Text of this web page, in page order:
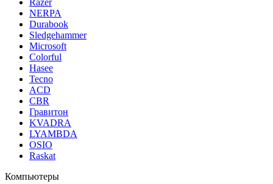
Razer
NERPA
Durabook
Sledgehammer
Microsoft
Colorful
Hasee
Tecno
ACD
CBR
Гравитон
KVADRA
LYAMBDA
OSIO
Raskat
Компьютеры